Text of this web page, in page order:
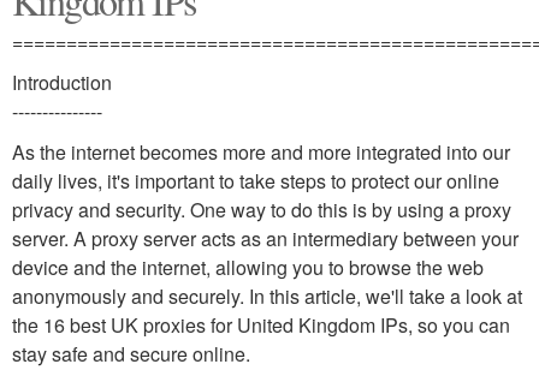
Introduction
---------------
As the internet becomes more and more integrated into our
daily lives, it's important to take steps to protect our online
privacy and security. One way to do this is by using a proxy
server. A proxy server acts as an intermediary between your
device and the internet, allowing you to browse the web
anonymously and securely. In this article, we'll take a look at
the 16 best UK proxies for United Kingdom IPs, so you can
stay safe and secure online.